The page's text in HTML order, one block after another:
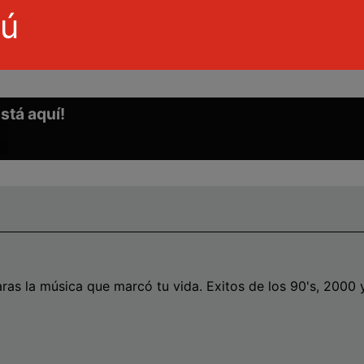
aquí!
la música que marcó tu vida. Exitos de los 90's, 2000